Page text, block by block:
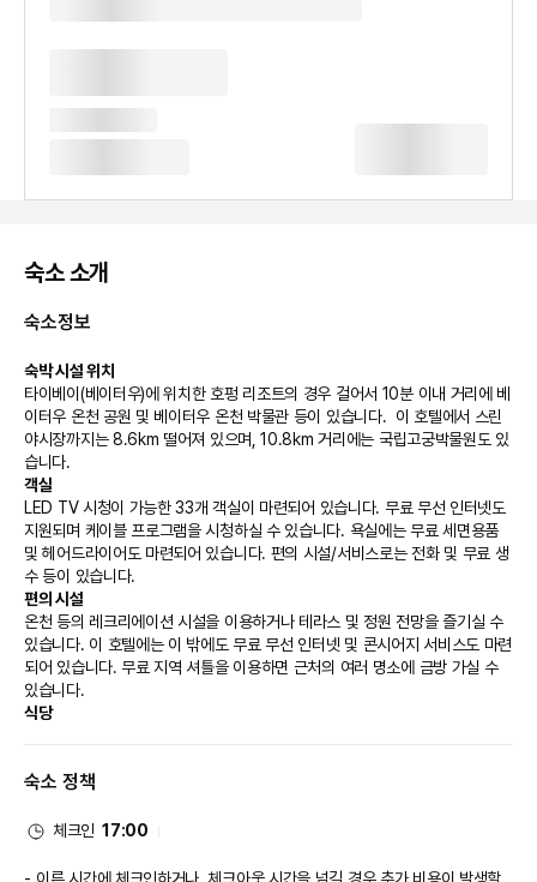
숙소 소개
숙소정보
숙박 시설 위치
타이베이(베이터우)에 위치한 호펑 리조트의 경우 걸어서 10분 이내 거리에 베
이터우 온천 공원 및 베이터우 온천 박물관 등이 있습니다.  이 호텔에서 스린
야시장까지는 8.6km 떨어져 있으며, 10.8km 거리에는 국립고궁박물원도 있
습니다.
객실
LED TV 시청이 가능한 33개 객실이 마련되어 있습니다. 무료 무선 인터넷도
지원되며 케이블 프로그램을 시청하실 수 있습니다. 욕실에는 무료 세면용품
및 헤어드라이어도 마련되어 있습니다. 편의 시설/서비스로는 전화 및 무료 생
수 등이 있습니다.
편의 시설
온천 등의 레크리에이션 시설을 이용하거나 테라스 및 정원 전망을 즐기실 수
있습니다. 이 호텔에는 이 밖에도 무료 무선 인터넷 및 콘시어지 서비스도 마련
되어 있습니다. 무료 지역 셔틀을 이용하면 근처의 여러 명소에 금방 가실 수
있습니다.
식당
비즈니스, 기타 편의시설
짐 보관 등이 있습니다. 타이베이에서의 행사를 계획하시나요? 이 호텔에는 회
께서는 별도 요금으로 왕복 공항 셔틀(24시간 운행) 서비스를 이용하실 수 있
숙소 정책
체크인 17:00
이른 시간에 체크인하거나, 체크아웃 시간을 넘길 경우 추가 비용이 발생할